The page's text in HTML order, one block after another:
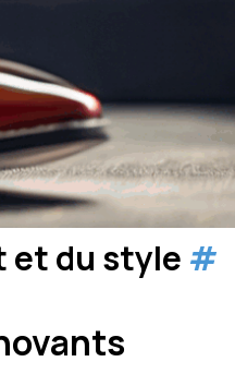
et du style #